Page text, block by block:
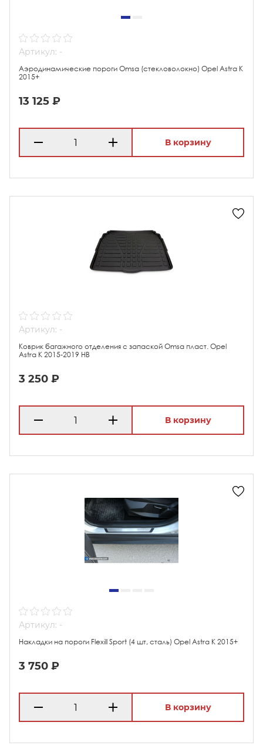
Артикул: -
Аэродинамические пороги Omsa (стекловолокно) Opel Astra K
2015+
13 125 ₽
В корзину
Артикул: -
Коврик багажного отделения с запаской Omsa пласт. Opel
Astra K 2015-2019 HB
3 250 ₽
В корзину
Артикул: -
Накладки на пороги Flexill Sport (4 шт, сталь) Opel Astra K 2015+
3 750 ₽
В корзину